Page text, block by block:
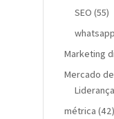
SEO (55)
whatsapp
Marketing
Mercado
Liderança
métrica (42)